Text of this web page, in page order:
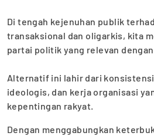
‎Di tengah kejenuhan publik
transaksional dan oligarkis, kita
partai politik yang relevan
‎Alternatif ini lahir dari
ideologis, dan kerja organisasi
kepentingan rakyat.
Dengan menggabungkan